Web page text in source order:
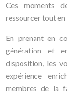
Ces moments
ressourcer tout
En prenant en
génération et
disposition, les
expérience
membres de la